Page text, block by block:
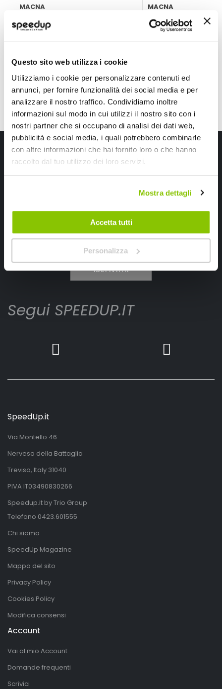
Questo sito web utilizza i cookie
Utilizziamo i cookie per personalizzare contenuti ed
annunci, per fornire funzionalità dei social media e per
analizzare il nostro traffico. Condividiamo inoltre
informazioni sul modo in cui utilizzi il nostro sito con i
nostri partner che si occupano di analisi dei dati web,
pubblicità e social media, i quali potrebbero combinarle
con altre informazioni che hai fornito loro o che hanno
raccolto dal tuo utilizzo dei loro servizi.
Mostra dettagli
Accetta tutti
Personalizza
MACNA
Prezzo
19,80 €
MACNA
Prezzo
14,85 € -35%
Iscriviti alla newsletter Speedup
Ho letto e accettato il documento
Iscrivimi
Segui SPEEDUP.IT
SpeedUp.it
Via Montello 46
Nervesa della Battaglia
Treviso, Italy 31040
PIVA IT03490830266
Speedup.it by Trio Group
Telefono 0423.601555
Chi siamo
SpeedUp Magazine
Mappa del sito
Privacy Policy
Cookies Policy
Modifica consensi
Account
Vai al mio Account
Domande frequenti
Scrivici